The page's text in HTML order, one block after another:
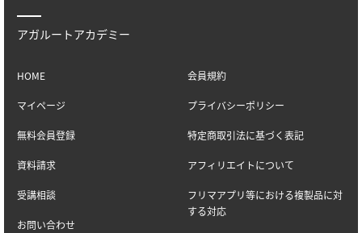
アガルートアカデミー
HOME
マイページ
無料会員登録
資料請求
受講相談
お問い合わせ
会員規約
プライバシーポリシー
特定商取引法に基づく表記
アフィリエイトについて
フリマアプリ等における複製品に対
する対応